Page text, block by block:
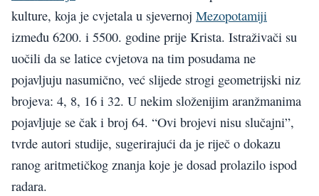
kulture, koja je cvjetala u sjevernoj Mezopotamiji
između 6200. i 5500. godine prije Krista. Istraživači su
uočili da se latice cvjetova na tim posudama ne
pojavljuju nasumično, već slijede strogi geometrijski niz
brojeva: 4, 8, 16 i 32. U nekim složenijim aranžmanima
pojavljuje se čak i broj 64. “Ovi brojevi nisu slučajni”,
tvrde autori studije, sugerirajući da je riječ o dokazu
ranog aritmetičkog znanja koje je dosad prolazilo ispod
radara.